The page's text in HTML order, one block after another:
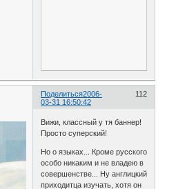
Поделиться 112
2006-
03-31 16:50:42
Вижи, классный у тя баннер!
Просто суперский!
Но о языках... Кроме русского
особо никаким и не владею в
совершенстве... Ну англицкий
приходитца изучать, хотя он